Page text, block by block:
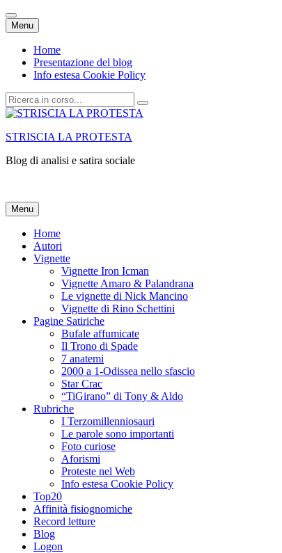
Menu Vai
al
contenuto
Home
Presentazione del blog
Info estesa Cookie Policy
Cerca:
STRISCIA LA PROTESTA
Blog di analisi e satira sociale
Menu Vai
al
contenuto
Home
Autori
Vignette
Vignette Iron Icman
Vignette Amaro & Palandrana
Le vignette di Nick Mancino
Vignette di Rino Schettini
Pagine Satiriche
Bufale affumicate
Il Trono di Spade
7 anatemi
2000 a 1-Odissea nello sfascio
Star Crac
“TiGirano” di Tony & Aldo
Rubriche
I Terzomillenniosauri
Le parole sono importanti
Foto curiose
Aforismi
Proteste nel Web
Info estesa Cookie Policy
Top20
Affinità fisiognomiche
Record letture
Blog
Logon